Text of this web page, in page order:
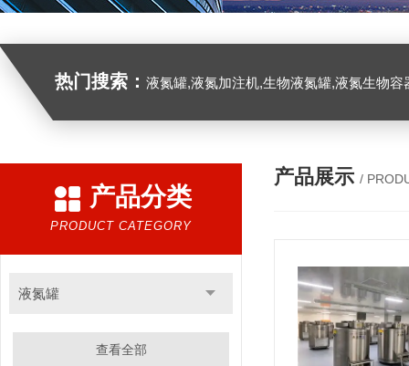
热门搜索： 液氮罐,液氮加注机,生物液氮罐,液氮生物容器,
产品分类
PRODUCT CATEGORY
液氮罐
查看全部
产品展示 /